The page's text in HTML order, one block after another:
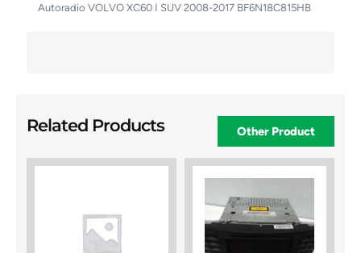
Autoradio VOLVO XC60 I SUV 2008-2017 BF6N18C815HB
Related Products Other Product